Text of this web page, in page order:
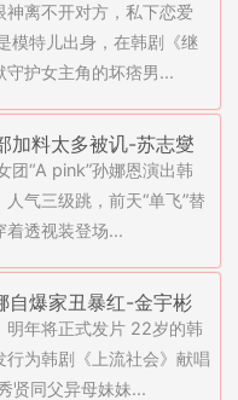
儿(图)
神离不开对方，私下恋爱
模特儿出身，在韩剧《继
守护女主角的坏痞男...
加料太多被讥-苏志燮
住(图)
团“A pink”孙娜恩演出韩
气三级跳，前天“单飞”替
着透视装登场...
自爆家丑暴红-金宇彬
恋(图)
明年将正式发片 22岁的韩
行为韩剧《上流社会》献唱
贤同父异母妹妹...